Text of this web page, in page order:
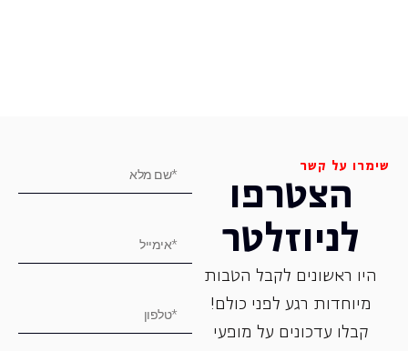
שימרו על קשר
הצטרפו
לניוזלטר
היו ראשונים לקבל הטבות
מיוחדות רגע לפני כולם!
קבלו עדכונים על מופעי